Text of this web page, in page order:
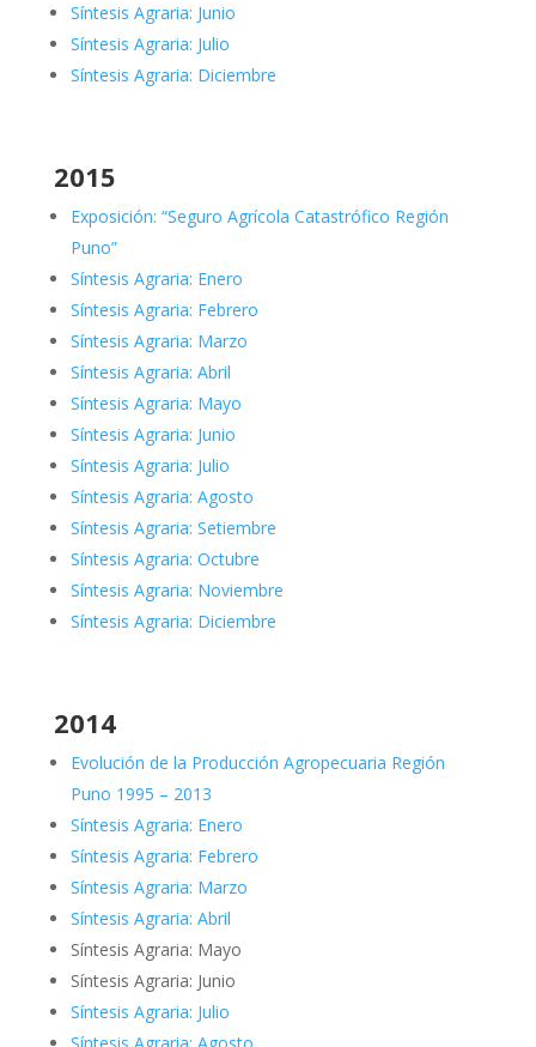
Síntesis Agraria: Junio
Síntesis Agraria: Julio
Síntesis Agraria: Diciembre
2015
Exposición: “Seguro Agrícola Catastrófico Región
Puno”
Síntesis Agraria: Enero
Síntesis Agraria: Febrero
Síntesis Agraria: Marzo
Síntesis Agraria: Abril
Síntesis Agraria: Mayo
Síntesis Agraria: Junio
Síntesis Agraria: Julio
Síntesis Agraria: Agosto
Síntesis Agraria: Setiembre
Síntesis Agraria: Octubre
Síntesis Agraria: Noviembre
Síntesis Agraria: Diciembre
2014
Evolución de la Producción Agropecuaria Región
Puno 1995 – 2013
Síntesis Agraria: Enero
Síntesis Agraria: Febrero
Síntesis Agraria: Marzo
Síntesis Agraria: Abril
Síntesis Agraria: Mayo
Síntesis Agraria: Junio
Síntesis Agraria: Julio